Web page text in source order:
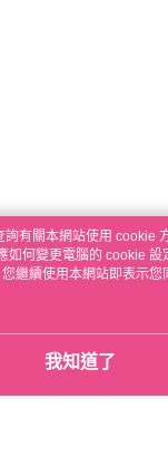
有關本網站使用 cookie
如何變更電腦的 cookie 設
繼續使用本網站即表示
。
我知道了